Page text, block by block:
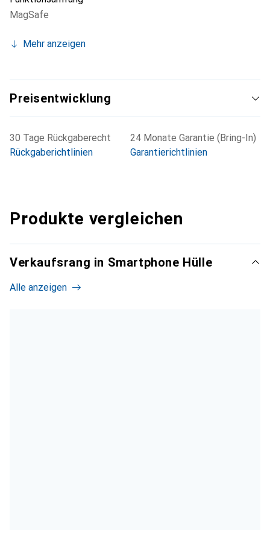
MagSafe
Mehr anzeigen
Preisentwicklung
30 Tage Rückgaberecht
Rückgaberichtlinien
24 Monate Garantie (Bring-In)
Garantierichtlinien
Produkte vergleichen
Verkaufsrang in Smartphone Hülle
Alle anzeigen